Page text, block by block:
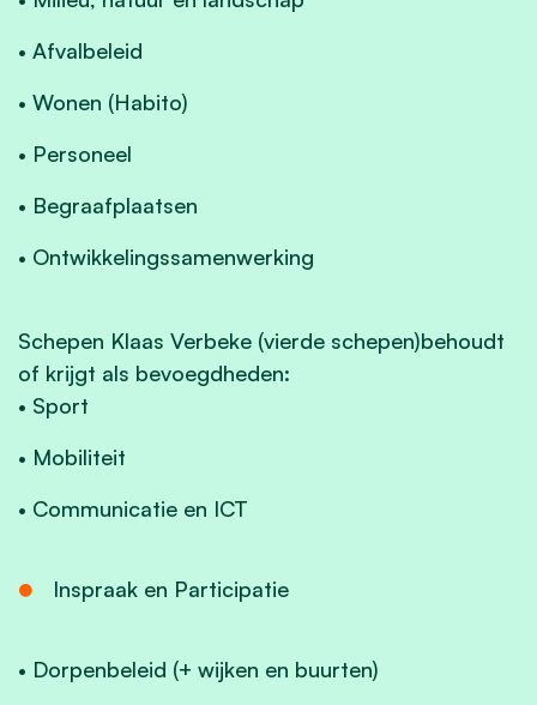
• Afvalbeleid
• Wonen (Habito)
• Personeel
• Begraafplaatsen
• Ontwikkelingssamenwerking
Schepen Klaas Verbeke (vierde schepen)behoudt
of krijgt als bevoegdheden:
• Sport
• Mobiliteit
• Communicatie en ICT
Inspraak en Participatie
• Dorpenbeleid (+ wijken en buurten)